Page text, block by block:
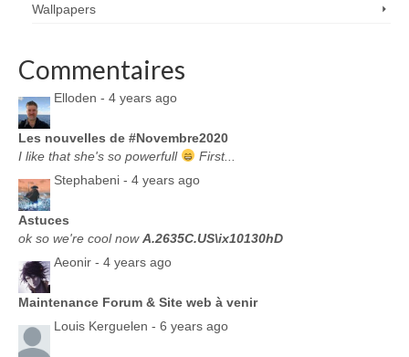
Wallpapers
Commentaires
Elloden - 4 years ago
Les nouvelles de #Novembre2020
I like that she's so powerfull
First...
Stephabeni - 4 years ago
Astuces
ok so we're cool nowA.2635C.US\ix10130hD
Aeonir - 4 years ago
Maintenance Forum & Site web à venir
Louis Kerguelen - 6 years ago